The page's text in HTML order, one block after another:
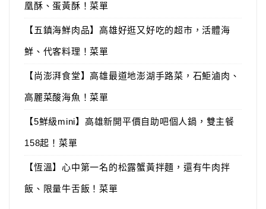
凰酥、蛋黃酥！菜單
【五鎮海鮮肉品】高雄好逛又好吃的超市，活體海
鮮、代客料理！菜單
【尚澎湃食堂】高雄最道地澎湖手路菜，石鮔滷肉、
高麗菜酸海魚！菜單
【5鮮級mini】高雄新開平價自助吧個人鍋，雙主餐
158起！菜單
【恆溫】心中第一名的松露蟹黃拌麵，還有牛肉拌
飯、限量牛舌飯！菜單